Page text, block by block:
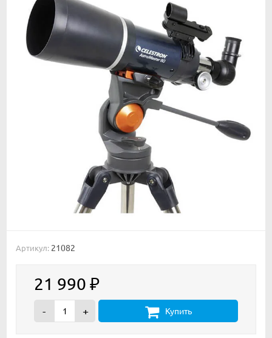
Артикул: 21082
21 990 ₽
- + Купить